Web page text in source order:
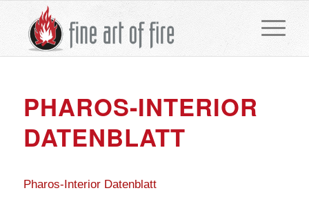
PHAROS-INTERIOR
DATENBLATT
Pharos-Interior Datenblatt